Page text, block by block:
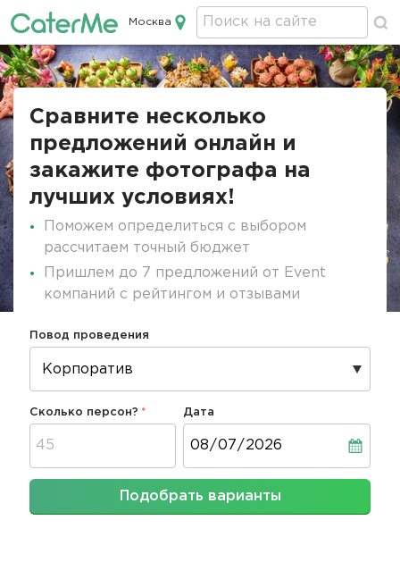
Кейтеринг в Москве
Москва
Строка
Сравните несколько
предложений онлайн и
закажите фотографа на
лучших условиях!
Поможем определиться с выбором
рассчитаем точный бюджет
Пришлем до 7 предложений от Event
компаний с рейтингом и отзывами
Повод проведения
Сколько персон? Дата
Подобрать варианты